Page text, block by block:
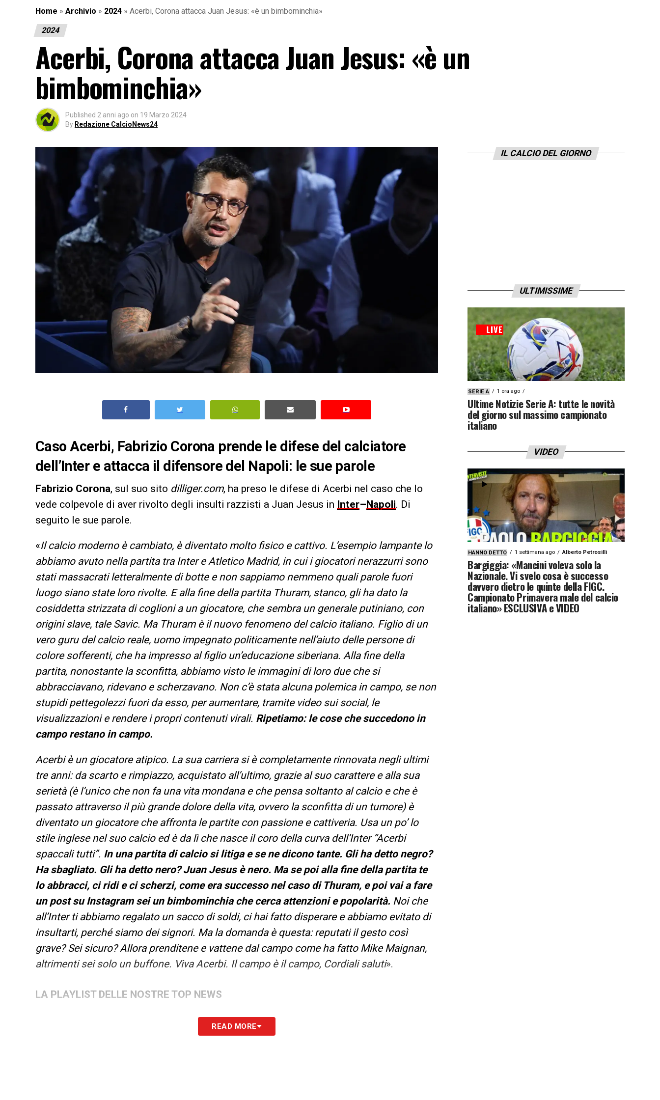
Home » Archivio » 2024 » Acerbi, Corona attacca Juan Jesus: «è un bimbominchia»
2024
Acerbi, Corona attacca Juan Jesus: «è un
bimbominchia»
Published 2 anni ago on 19 Marzo 2024
By Redazione CalcioNews24
Caso Acerbi, Fabrizio Corona prende le difese del calciatore
dell’Inter e attacca il difensore del Napoli: le sue parole
Fabrizio Corona, sul suo sito dilliger.com, ha preso le difese di Acerbi nel caso che lo
vede colpevole di aver rivolto degli insulti razzisti a Juan Jesus in Inter–Napoli. Di
seguito le sue parole.
«Il calcio moderno è cambiato, è diventato molto fisico e cattivo. L’esempio lampante lo
abbiamo avuto nella partita tra Inter e Atletico Madrid, in cui i giocatori nerazzurri sono
stati massacrati letteralmente di botte e non sappiamo nemmeno quali parole fuori
luogo siano state loro rivolte. E alla fine della partita Thuram, stanco, gli ha dato la
cosiddetta strizzata di coglioni a un giocatore, che sembra un generale putiniano, con
origini slave, tale Savic. Ma Thuram è il nuovo fenomeno del calcio italiano. Figlio di un
vero guru del calcio reale, uomo impegnato politicamente nell’aiuto delle persone di
colore sofferenti, che ha impresso al figlio un’educazione siberiana. Alla fine della
partita, nonostante la sconfitta, abbiamo visto le immagini di loro due che si
abbracciavano, ridevano e scherzavano. Non c’è stata alcuna polemica in campo, se non
stupidi pettegolezzi fuori da esso, per aumentare, tramite video sui social, le
visualizzazioni e rendere i propri contenuti virali. Ripetiamo: le cose che succedono in
campo restano in campo.
Acerbi è un giocatore atipico. La sua carriera si è completamente rinnovata negli ultimi
tre anni: da scarto e rimpiazzo, acquistato all’ultimo, grazie al suo carattere e alla sua
serietà (è l’unico che non fa una vita mondana e che pensa soltanto al calcio e che è
passato attraverso il più grande dolore della vita, ovvero la sconfitta di un tumore) è
diventato un giocatore che affronta le partite con passione e cattiveria. Usa un po’ lo
stile inglese nel suo calcio ed è da lì che nasce il coro della curva dell’Inter “Acerbi
spaccali tutti”. In una partita di calcio si litiga e se ne dicono tante. Gli ha detto negro?
Ha sbagliato. Gli ha detto nero? Juan Jesus è nero. Ma se poi alla fine della partita te
lo abbracci, ci ridi e ci scherzi, come era successo nel caso di Thuram, e poi vai a fare
un post su Instagram sei un bimbominchia che cerca attenzioni e popolarità. Noi che
all’Inter ti abbiamo regalato un sacco di soldi, ci hai fatto disperare e abbiamo evitato di
insultarti, perché siamo dei signori. Ma la domanda è questa: reputati il gesto così
grave? Sei sicuro? Allora prenditene e vattene dal campo come ha fatto Mike Maignan,
altrimenti sei solo un buffone. Viva Acerbi. Il campo è il campo, Cordiali saluti».
LA PLAYLIST DELLE NOSTRE TOP NEWS
READ MORE
IL CALCIO DEL GIORNO
ULTIMISSIME
SERIE A 1 ora ago
Ultime Notizie Serie A: tutte le novità
del giorno sul massimo campionato
italiano
VIDEO
HANNO DETTO 1 settimana ago Alberto Petrosilli
Bargiggia: «Mancini voleva solo la
Nazionale. Vi svelo cosa è successo
davvero dietro le quinte della FIGC.
Campionato Primavera male del calcio
italiano» ESCLUSIVA e VIDEO